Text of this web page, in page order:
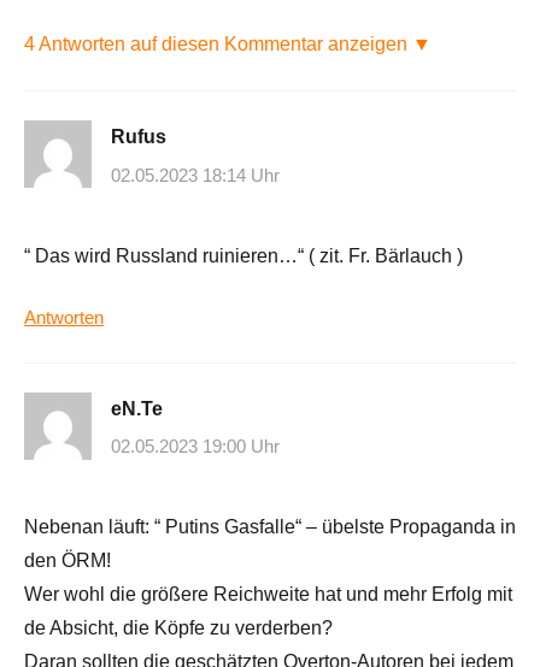
4 Antworten auf diesen Kommentar anzeigen ▼
Rufus
02.05.2023 18:14 Uhr
“ Das wird Russland ruinieren…“ ( zit. Fr. Bärlauch )
Antworten
eN.Te
02.05.2023 19:00 Uhr
Nebenan läuft: “ Putins Gasfalle“ – übelste Propaganda in
den ÖRM!
Wer wohl die größere Reichweite hat und mehr Erfolg mit
de Absicht, die Köpfe zu verderben?
Daran sollten die geschätzten Overton-Autoren bei jedem